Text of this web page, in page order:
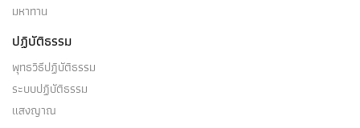
มหาทาน
ปฏิบัติธรรม
พุทธวิธีปฏิบัติธรรม
ระบบปฏิบัติธรรม
แสงญาณ